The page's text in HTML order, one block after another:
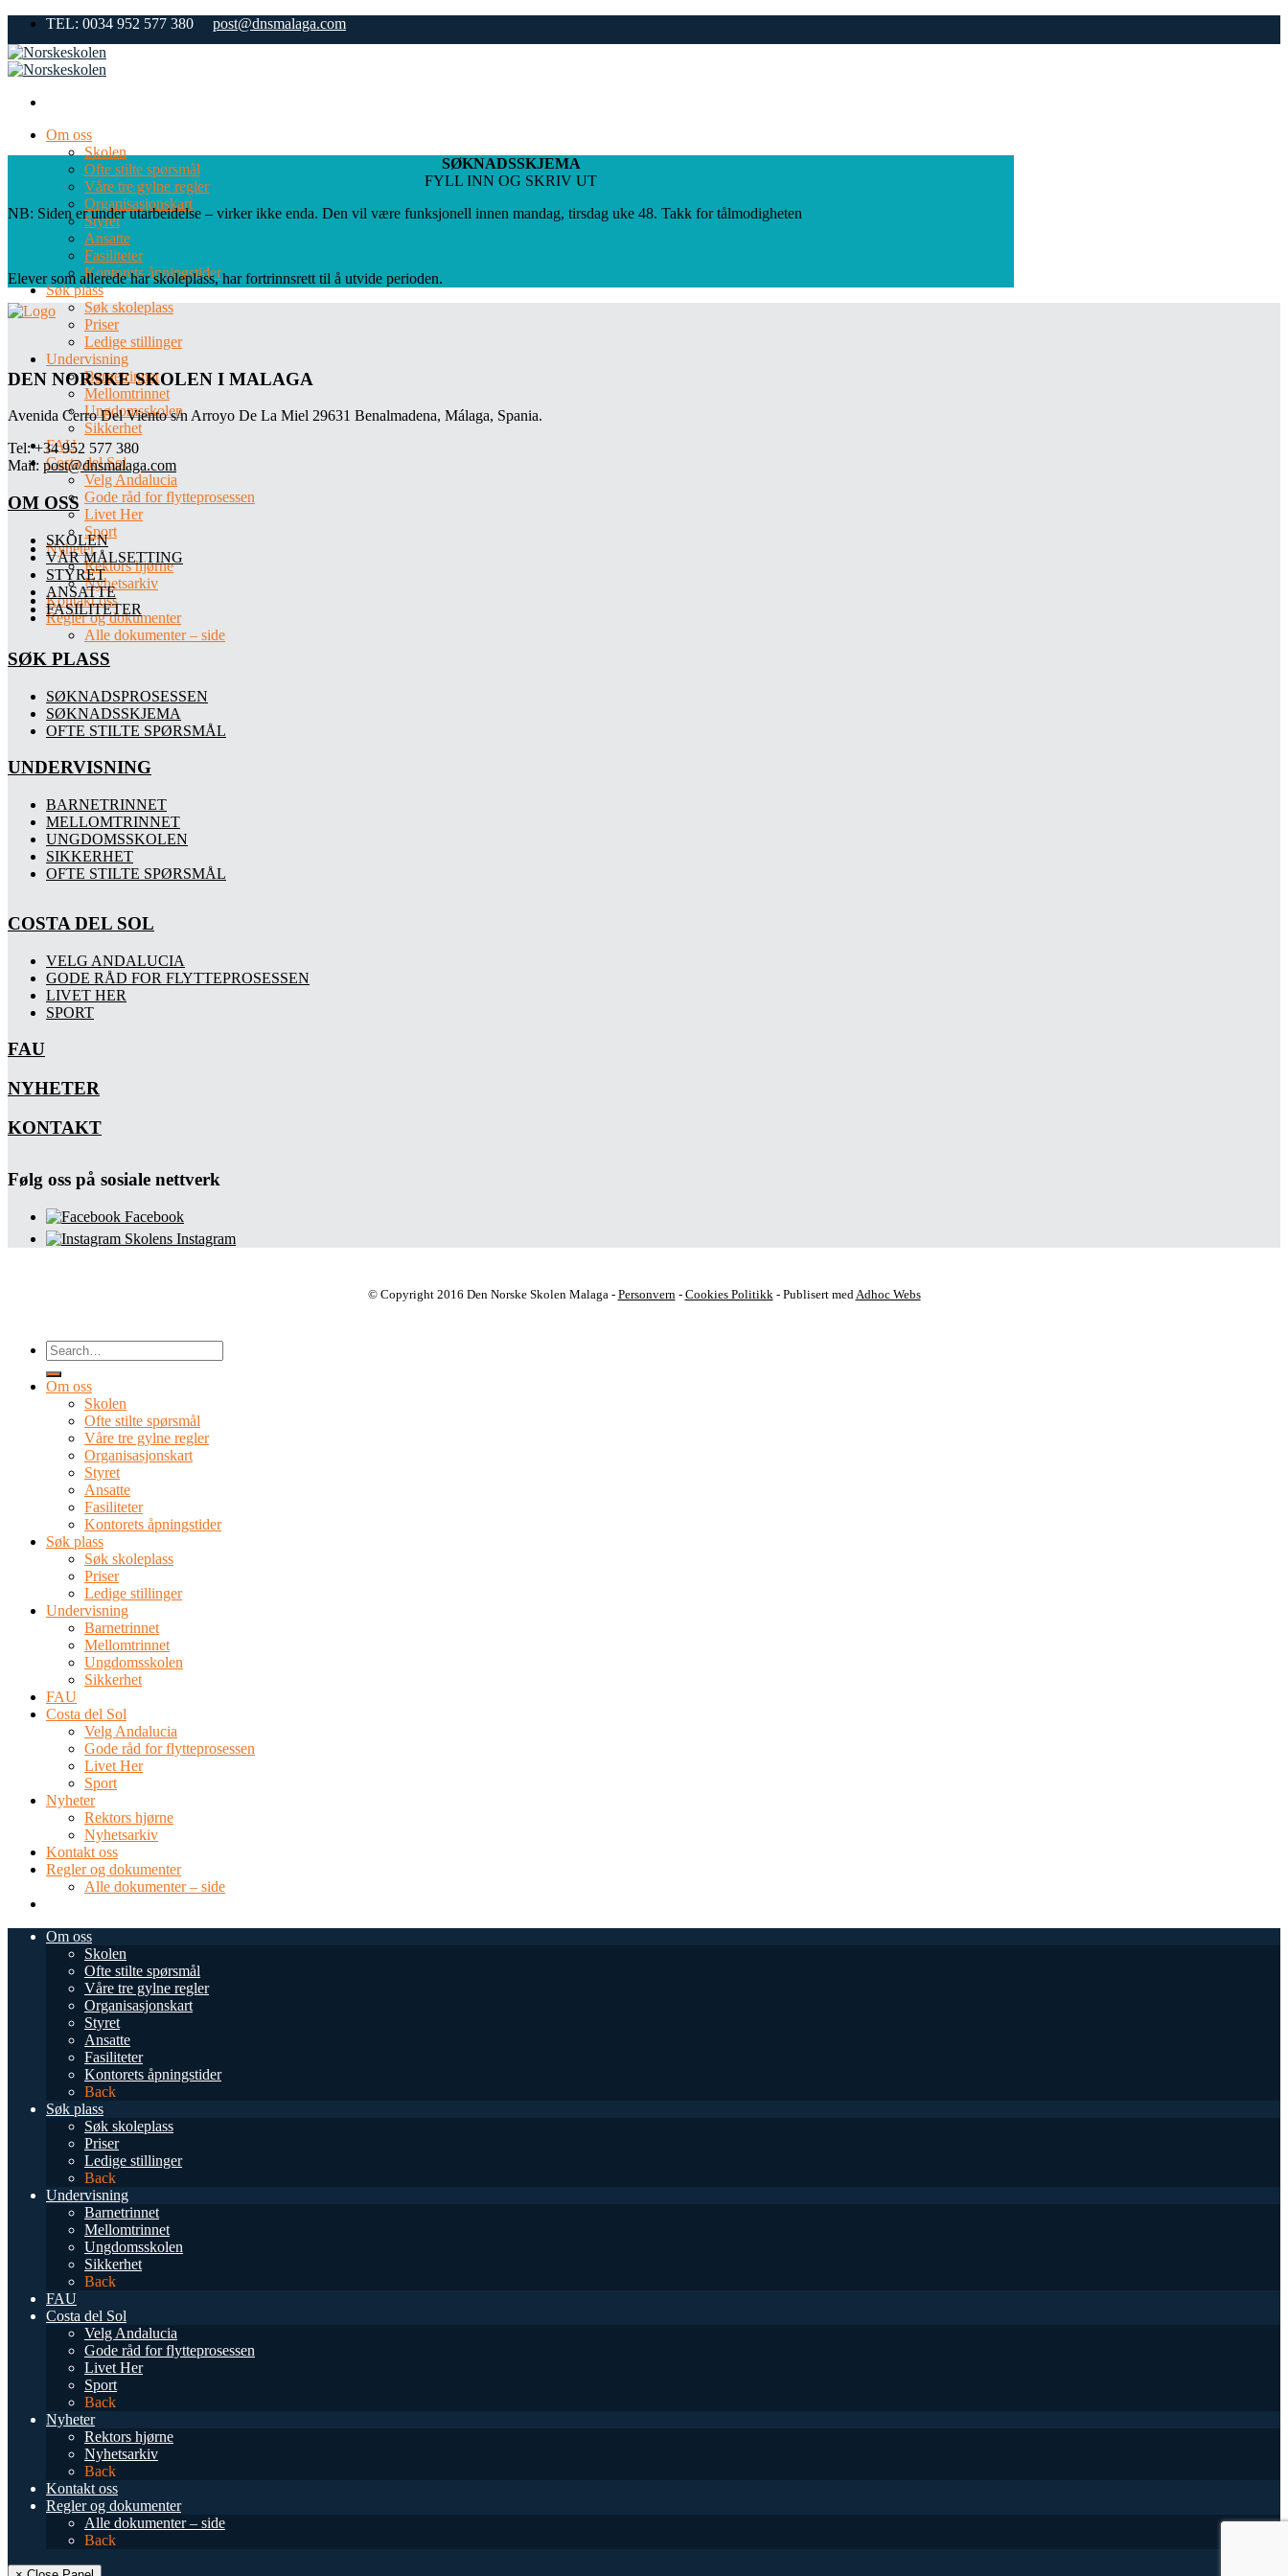
Skip
content
TEL: 0034 952 577 380 post@dnsmalaga.com
Om oss
Skolen
Ofte stilte spørsmål
Våre tre gylne regler
Organisasjonskart
Styret
Ansatte
Fasiliteter
Kontorets åpningstider
Søk plass
Søk skoleplass
Priser
Ledige stillinger
Undervisning
Barnetrinnet
Mellomtrinnet
Ungdomsskolen
Sikkerhet
FAU
Costa del Sol
Velg Andalucia
Gode råd for flytteprosessen
Livet Her
Sport
Nyheter
Rektors hjørne
Nyhetsarkiv
Kontakt oss
Regler og dokumenter
Alle dokumenter – side
SØKNADSSKJEMA
FYLL INN OG SKRIV UT
NB: Siden er under utarbeidelse – virker ikke enda. Den vil være funksjonell innen mandag, tirsdag uke 48. Takk for tålmodigheten
Elever som allerede har skoleplass, har fortrinnsrett til å utvide perioden.
DEN NORSKE SKOLEN I MALAGA
Avenida Cerro Del Viento s/n Arroyo De La Miel 29631 Benalmadena, Málaga, Spania.
Tel: +34 952 577 380
Mail: post@dnsmalaga.com
OM OSS
SKOLEN
VÅR MÅLSETTING
STYRET
ANSATTE
FASILITETER
SØK PLASS
SØKNADSPROSESSEN
SØKNADSSKJEMA
OFTE STILTE SPØRSMÅL
UNDERVISNING
BARNETRINNET
MELLOMTRINNET
UNGDOMSSKOLEN
SIKKERHET
OFTE STILTE SPØRSMÅL
COSTA DEL SOL
VELG ANDALUCIA
GODE RÅD FOR FLYTTEPROSESSEN
LIVET HER
SPORT
FAU
NYHETER
KONTAKT
Følg oss på sosiale nettverk
Facebook
Skolens Instagram
© Copyright 2016 Den Norske Skolen Malaga - Personvern - Cookies Politikk - Publisert med Adhoc Webs
Om oss
Skolen
Ofte stilte spørsmål
Våre tre gylne regler
Organisasjonskart
Styret
Ansatte
Fasiliteter
Kontorets åpningstider
Søk plass
Søk skoleplass
Priser
Ledige stillinger
Undervisning
Barnetrinnet
Mellomtrinnet
Ungdomsskolen
Sikkerhet
FAU
Costa del Sol
Velg Andalucia
Gode råd for flytteprosessen
Livet Her
Sport
Nyheter
Rektors hjørne
Nyhetsarkiv
Kontakt oss
Regler og dokumenter
Alle dokumenter – side
Om oss
Skolen
Ofte stilte spørsmål
Våre tre gylne regler
Organisasjonskart
Styret
Ansatte
Fasiliteter
Kontorets åpningstider
Back
Søk plass
Søk skoleplass
Priser
Ledige stillinger
Back
Undervisning
Barnetrinnet
Mellomtrinnet
Ungdomsskolen
Sikkerhet
Back
FAU
Costa del Sol
Velg Andalucia
Gode råd for flytteprosessen
Livet Her
Sport
Back
Nyheter
Rektors hjørne
Nyhetsarkiv
Back
Kontakt oss
Regler og dokumenter
Alle dokumenter – side
Back